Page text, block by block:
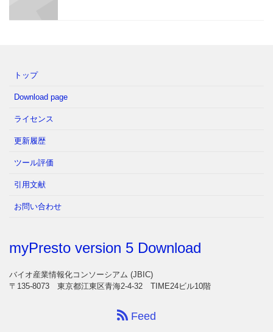
トップ
Download page
ライセンス
更新履歴
ツール評価
引用文献
お問い合わせ
myPresto version 5 Download
バイオ産業情報化コンソーシアム (JBIC)
〒135-8073 東京都江東区青海2-4-32 TIME24ビル10階
Feed